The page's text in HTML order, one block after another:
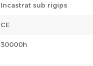
Incastrat sub rigips
CE
30000h